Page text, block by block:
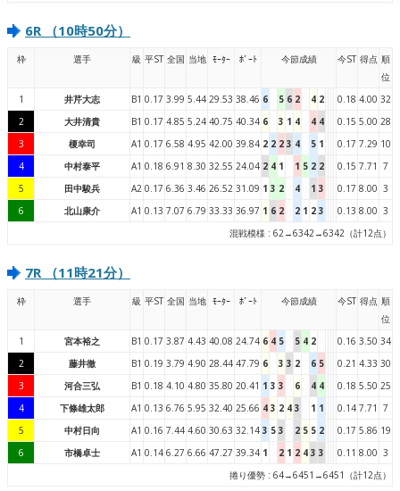
6R （10時50分）
枠 選手 級 平ST 全国 当地 ﾓｰﾀｰ ﾎﾞｰﾄ 今節成績 今ST 得点 順
位
1
井芹大志 B1 0.17 3.99 5.44 29.53 38.46 6 5 6 2 4 2 0.18 4.00 32
2
大井清貴 B1 0.17 4.85 5.24 40.75 40.34 6 3 1 4 4 4 0.15 5.00 28
3
榎幸司 A1 0.17 6.58 4.95 42.00 39.84 2 2 2 3 4 5 1 0.17 7.29 10
4
中村泰平 A1 0.18 6.91 8.30 32.55 24.04 2 4 1 1 5 2 2 0.15 7.71 7
5
田中駿兵 A2 0.17 6.36 3.46 26.52 31.09 1 3 2 4 1 3 0.17 8.00 3
6
北山康介 A1 0.13 7.07 6.79 33.33 36.97 1 6 2 2 1 2 3 0.13 8.00 3
混戦模様 : 62→6342→6342（計12点）
7R （11時21分）
枠 選手 級 平ST 全国 当地 ﾓｰﾀｰ ﾎﾞｰﾄ 今節成績 今ST 得点 順
位
1
宮本裕之 B1 0.17 3.87 4.43 40.08 24.74 6 4 5 5 4 2 0.16 3.50 34
2
藤井徹 B1 0.19 3.79 4.90 28.44 47.79 6 3 3 2 6 5 0.21 4.33 30
3
河合三弘 B1 0.18 4.10 4.80 35.80 20.41 1 3 3 6 4 4 0.18 5.50 25
4
下條雄太郎 A1 0.13 6.76 5.95 32.40 25.66 4 3 2 4 3 1 1 0.14 7.71 7
5
中村日向 A1 0.16 7.44 4.60 30.63 32.14 3 5 3 2 5 5 2 0.17 5.86 19
6
市橋卓士 A1 0.14 6.27 6.66 47.27 39.34 1 2 1 2 4 3 3 0.11 8.00 3
捲り優勢 : 64→6451→6451（計12点）